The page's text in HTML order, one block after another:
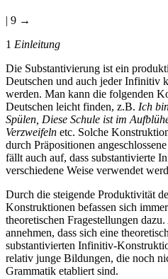
| 9 →
1 Einleitung
Die Substantivierung ist ein
Deutschen und auch jeder Infinitiv
werden. Man kann die folgenden
Deutschen leicht finden, z.B. Ich
Spülen, Diese Schule ist im
Verzweifeln etc. Solche
durch Präpositionen
fällt auch auf, dass substantivierte
verschiedene Weise verwendet
Durch die steigende Produktivität
Konstruktionen befassen sich
theoretischen Fragestellungen
annehmen, dass sich eine
substantivierten Infinitiv-
relativ junge Bildungen, die noch
Grammatik etabliert sind.